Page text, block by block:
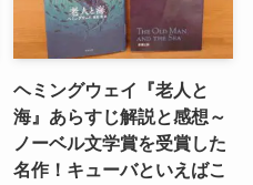
ヘミングウェイ『老人と
海』あらすじ解説と感想～
ノーベル文学賞を受賞した
名作！キューバといえばこ